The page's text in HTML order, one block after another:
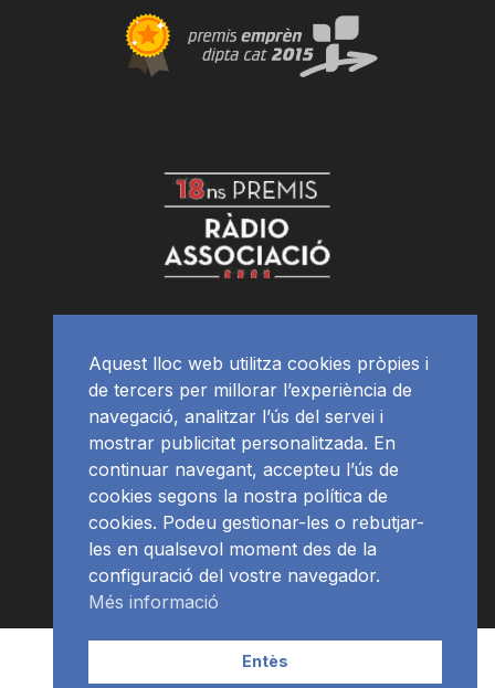
APP Programació
Aquest lloc web utilitza cookies pròpies i
de tercers per millorar l’experiència de
navegació, analitzar l’ús del servei i
mostrar publicitat personalitzada. En
continuar navegant, accepteu l’ús de
cookies segons la nostra política de
cookies. Podeu gestionar-les o rebutjar-
les en qualsevol moment des de la
configuració del vostre navegador.
Més informació
Entès